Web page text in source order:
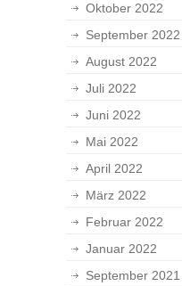
Oktober 2022
September 2022
August 2022
Juli 2022
Juni 2022
Mai 2022
April 2022
März 2022
Februar 2022
Januar 2022
September 2021